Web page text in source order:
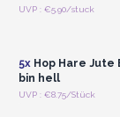
UVP : €5.90/stuck
Anmelden
5xHop Hare Jute
bin hell
UVP : €8.75/Stück
Anmelden